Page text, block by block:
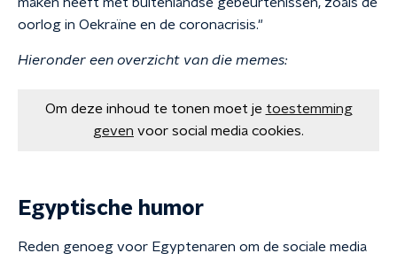
oorlog in Oekraïne en de coronacrisis."
Hieronder een overzicht van die memes:
Om deze inhoud te tonen moet je toestemming
geven voor social media cookies.
Egyptische humor
Reden genoeg voor Egyptenaren om de sociale media